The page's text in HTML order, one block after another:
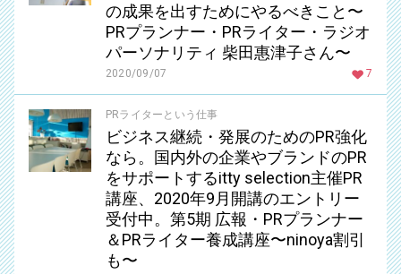
の成果を出すためにやるべきこと〜
PRプランナー・PRライター・ラジオ
パーソナリティ 柴田惠津子さん〜
2020/09/07 7
PRライターという仕事
ビジネス継続・発展のためのPR強化
なら。国内外の企業やブランドのPR
をサポートするitty selection主催PR
講座、2020年9月開講のエントリー
受付中。第5期 広報・PRプランナー
＆PRライター養成講座〜ninoya割引
も〜